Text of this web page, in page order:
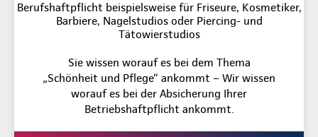
Berufshaftpflicht beispielsweise für Friseure, Kosmetiker,
Barbiere, Nagelstudios oder Piercing- und
Tätowierstudios
Sie wissen worauf es bei dem Thema
„Schönheit und Pflege“ ankommt – Wir wissen
worauf es bei der Absicherung Ihrer
Betriebshaftpflicht ankommt.